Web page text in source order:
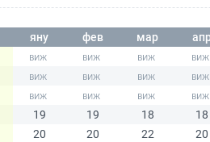
яну фев мар
19 19 18 18
20 20 22 20